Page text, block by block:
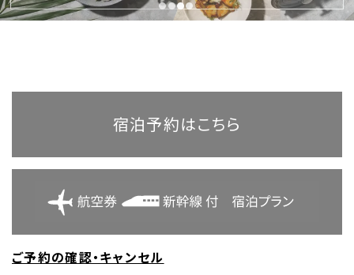
●●●●
宿泊予約はこちら
ご予約の確認・キャンセル